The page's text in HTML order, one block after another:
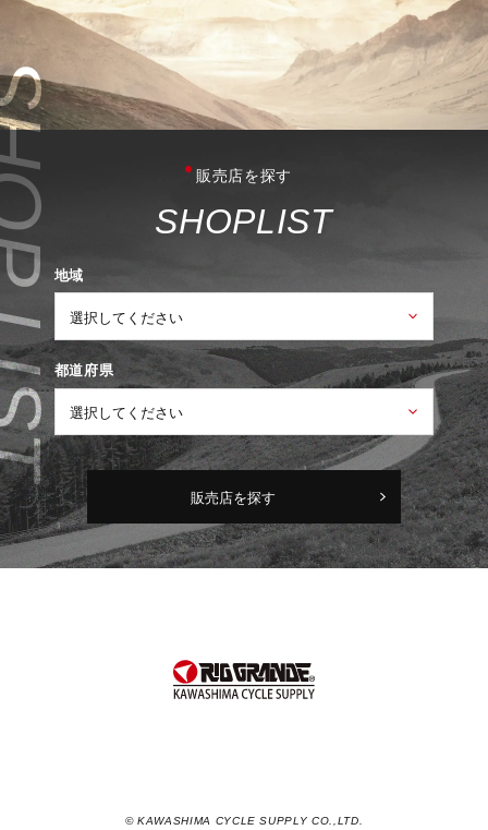
販売店を探す
SHOPLIST
地域
都道府県
販売店を探す
© KAWASHIMA CYCLE SUPPLY CO.,LTD.